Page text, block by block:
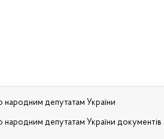
народним депутатам України
народним депутатам України